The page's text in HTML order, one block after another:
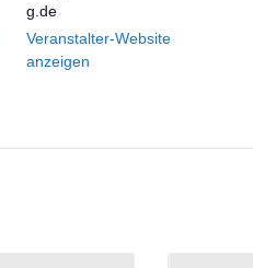
g.de
Veranstalter-Website
anzeigen